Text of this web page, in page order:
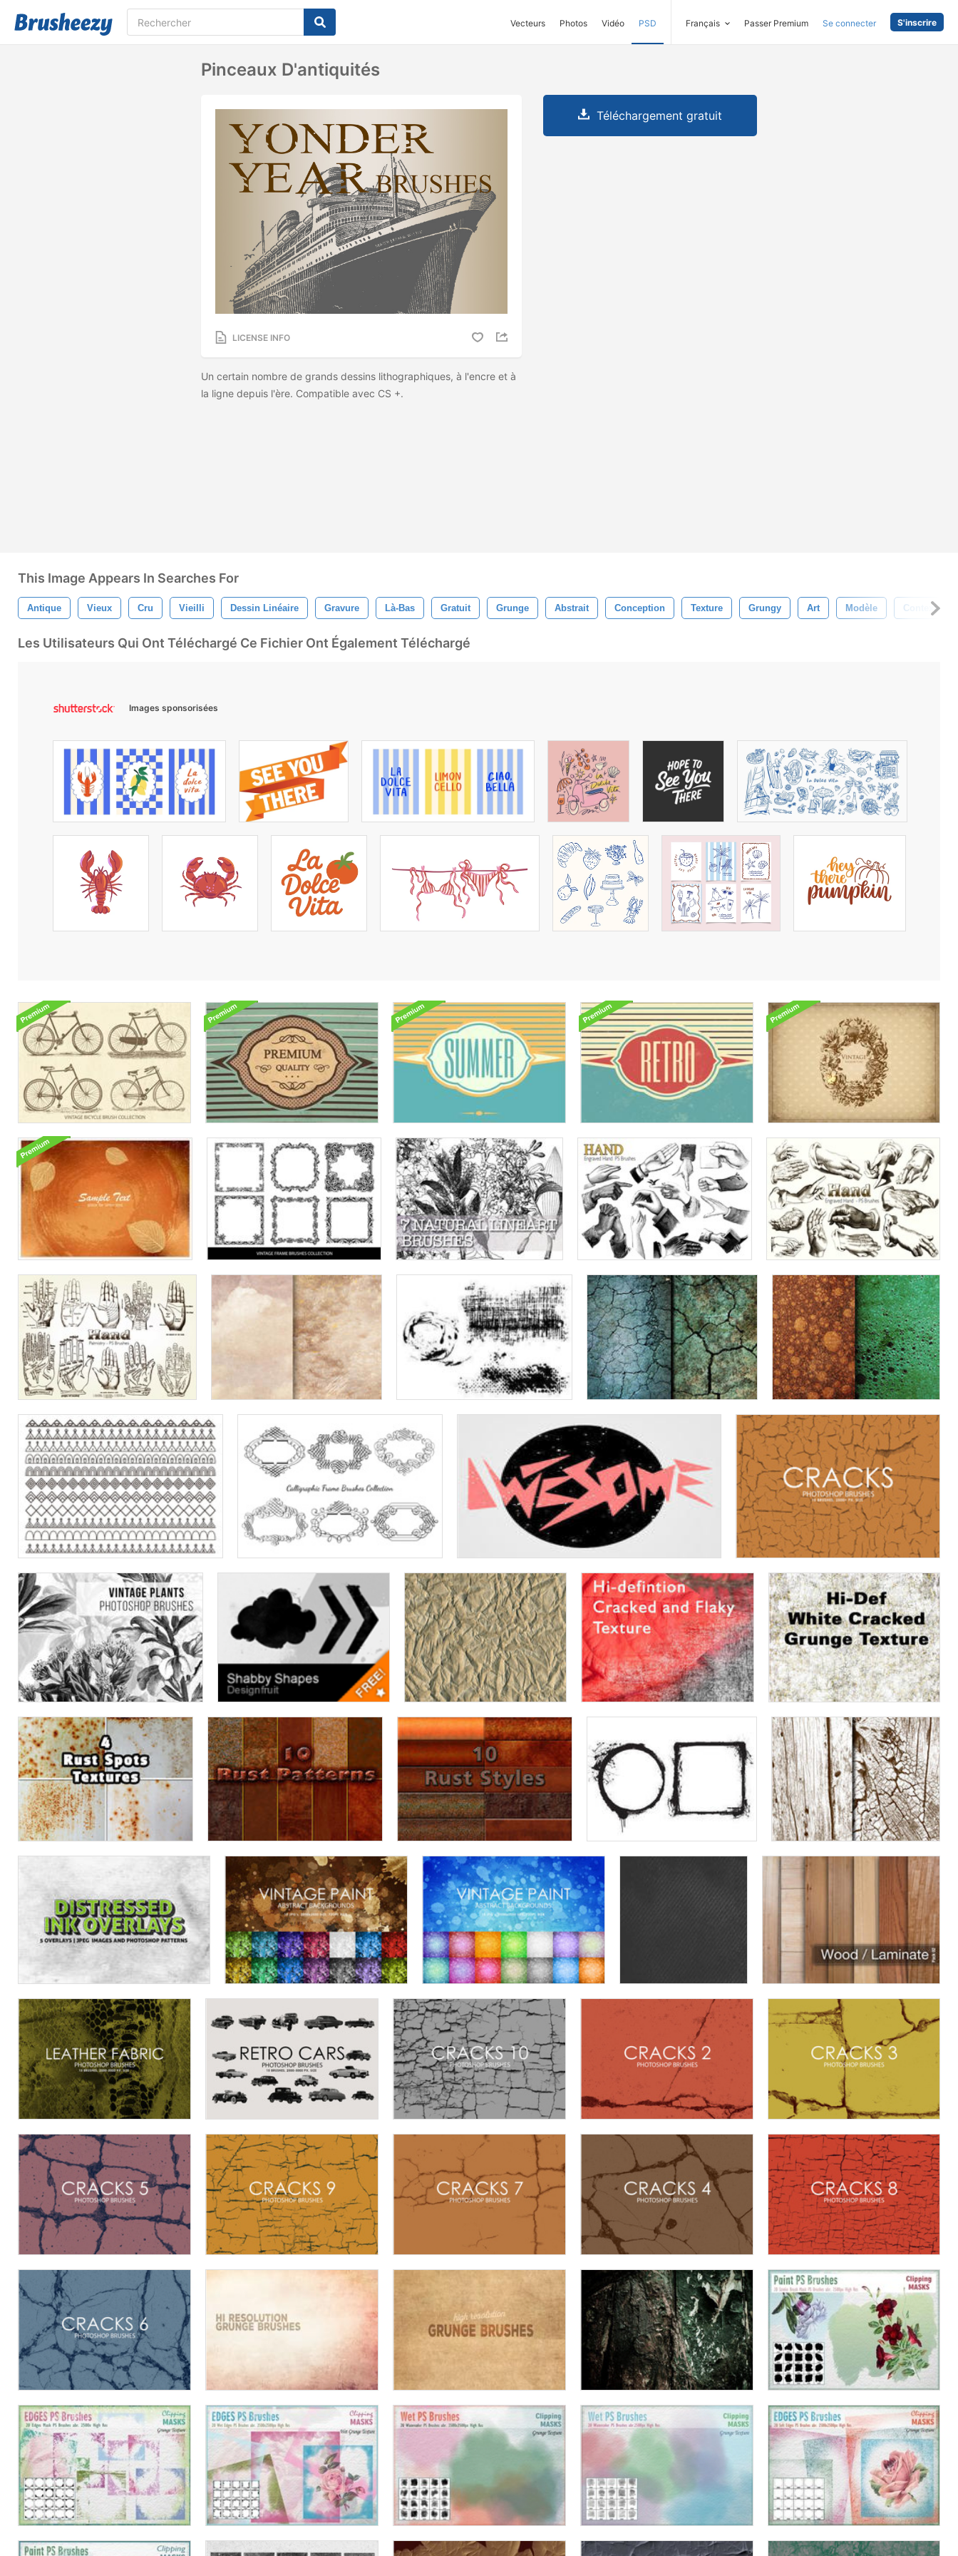
Vecteurs Photos Vidéo PSD Français Passer Premium Se connecter S'inscrire
Pinceaux D'antiquités
LICENSE INFO
Un certain nombre de grands dessins lithographiques, à l'encre et à
la ligne depuis l'ère. Compatible avec CS +.
Téléchargement gratuit
This Image Appears In Searches For
Antique Vieux Cru Vieilli Dessin Linéaire Gravure Là-Bas Gratuit Grunge Abstrait Conception Texture Grungy Art Modèle Contexte
Les Utilisateurs Qui Ont Téléchargé Ce Fichier Ont Également Téléchargé
Images sponsorisées